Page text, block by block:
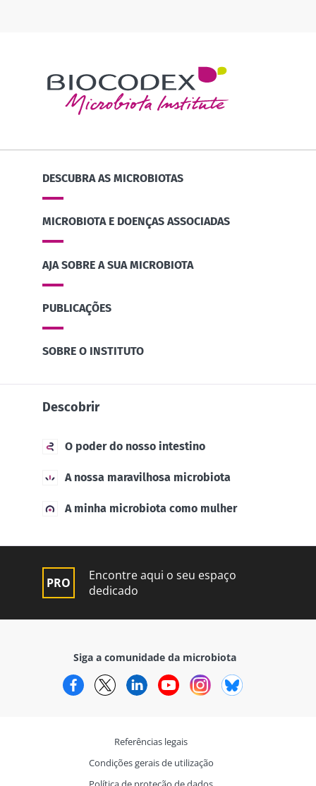
DESCUBRA AS MICROBIOTAS
MICROBIOTA E DOENÇAS ASSOCIADAS
AJA SOBRE A SUA MICROBIOTA
PUBLICAÇÕES
SOBRE O INSTITUTO
Descobrir
O poder do nosso intestino
A nossa maravilhosa microbiota
A minha microbiota como mulher
Encontre aqui o seu espaço
dedicado
Siga a comunidade da microbiota
FacebookTwitterLinkedInYouTubeInstagram
Referências legais
Condições gerais de utilização